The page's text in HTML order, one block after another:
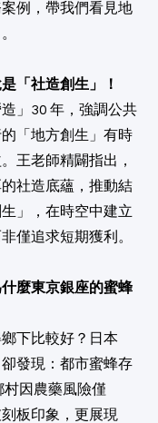
例，帶我們看見地
「社造創生」！
」30 年，強調公共
「地方創生」有時
王老師精闢指出，
社造底蘊，推動結
」，在時空中建立
僅追求短期獲利。
麼東京銀座的蜜蜂
下比較好？日本
卻發現：都市蜜蜂存
村因農藥風險僅
板印象，更展現